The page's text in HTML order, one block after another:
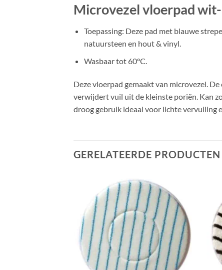
Microvezel vloerpad
Toepassing: Deze pad met blauwe
natuursteen en hout & vinyl.
Wasbaar tot 60°C.
Deze vloerpad gemaakt van microvezel.
verwijdert vuil uit de kleinste poriën. Kan
droog gebruik ideaal voor lichte vervuiling
GERELATEERDE PRODUCTEN